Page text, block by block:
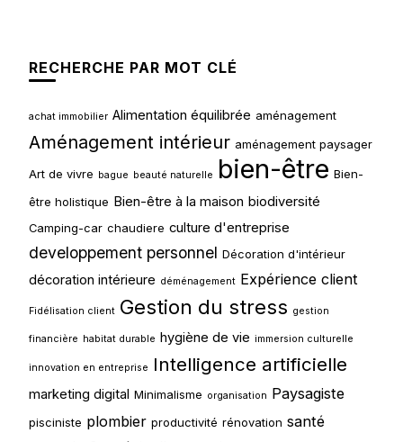
RECHERCHE PAR MOT CLÉ
achat immobilier Alimentation équilibrée aménagement
Aménagement intérieur aménagement paysager
Art de vivre bague beauté naturelle bien-être Bien-
être holistique Bien-être à la maison biodiversité
Camping-car chaudiere culture d'entreprise
developpement personnel Décoration d'intérieur
décoration intérieure déménagement Expérience client
Fidélisation client Gestion du stress gestion
financière habitat durable hygiène de vie immersion culturelle
innovation en entreprise Intelligence artificielle
marketing digital Minimalisme organisation Paysagiste
pisciniste plombier productivité rénovation santé